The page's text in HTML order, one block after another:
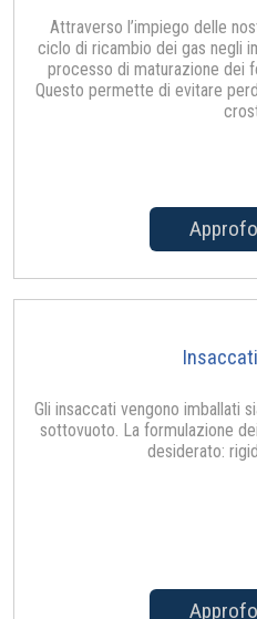
Attraverso l’impiego delle
ciclo di ricambio dei gas negli
processo di maturazione dei
Questo permette di evitare
Insaccati
Gli insaccati vengono imballati
sottovuoto. La formulazione
desiderato: